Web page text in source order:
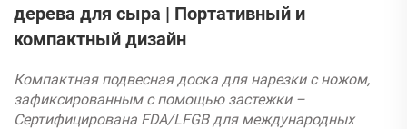
дерева для сыра | Портативный и
компактный дизайн
Компактная подвесная доска для нарезки с ножом,
зафиксированным с помощью застежки –
Сертифицирована FDA/LFGB для международных